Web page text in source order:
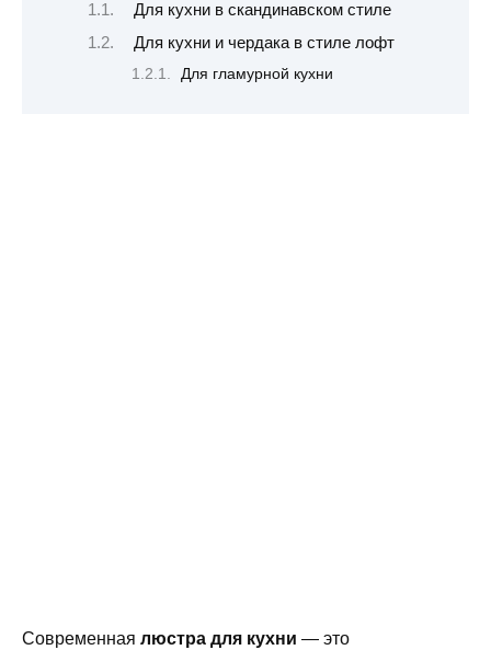
Для кухни в скандинавском стиле
Для кухни и чердака в стиле лофт
Для гламурной кухни
Современная люстра для кухни — это